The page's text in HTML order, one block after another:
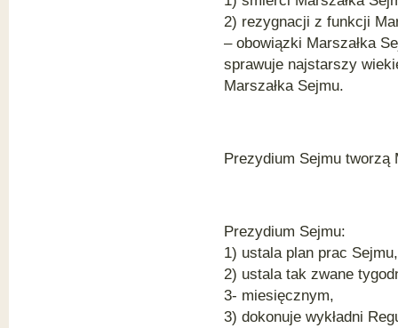
2) rezygnacji z funkcji
– obowiązki Marszałka
sprawuje najstarszy
Marszałka Sejmu.
Prezydium Sejmu tworzą
Prezydium Sejmu:
1) ustala plan prac
2) ustala tak zwane
3- miesięcznym,
3) dokonuje wykładni